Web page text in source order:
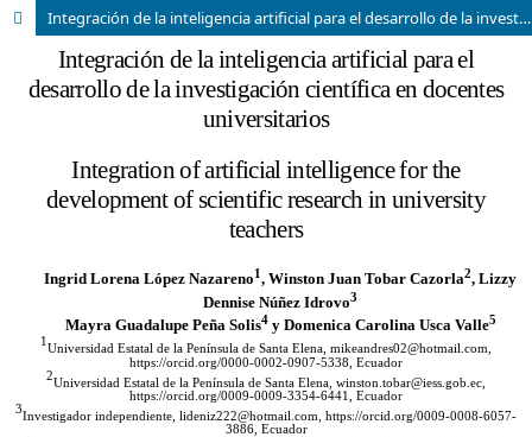
Integración de la inteligencia artificial para el desarrollo de la investigación científica en docentes universitarios